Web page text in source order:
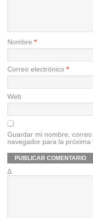
Nombre *
Correo electrónico *
Web
Guardar mi nombre,
navegador para la próxima
Δ